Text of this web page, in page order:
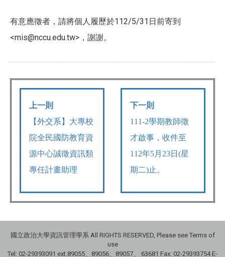
有意應徵者，請將個人履歷於112/5/31日前寄到
<mis@nccu.edu.tw>，謝謝。
上一則
【外交系】大專校
院全民國防教育資
源中心誠徵資訊類
專任計畫助理
下一則
111-2學期教師徵
才啟事，收件至
112年5月23日(星
期二)止。
國立政治大學資訊管理學系 All RIGHTS RESERVED, Please see Terms of
use
Tel: 02-29393091 ext.89055、89056、89057、
63681 Fax: 02-29393754 E-